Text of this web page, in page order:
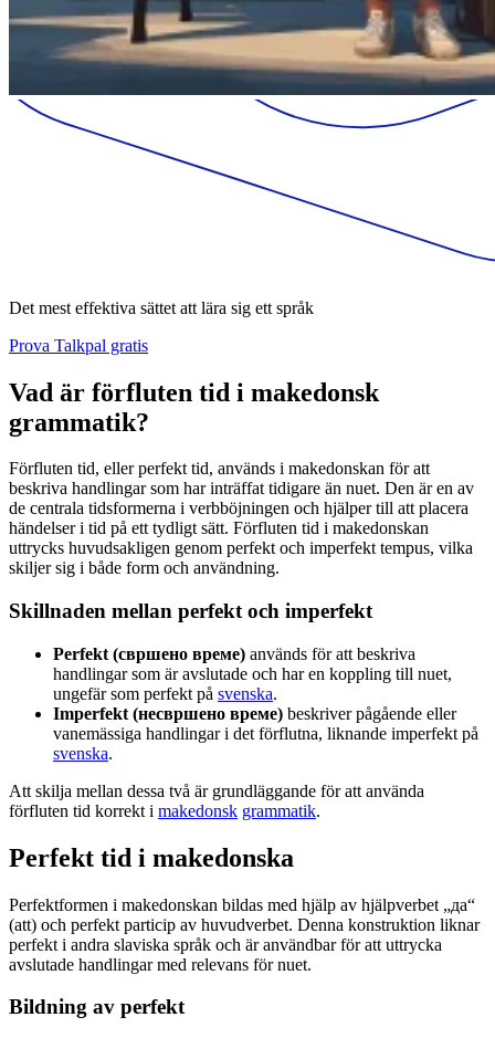
Det mest effektiva sättet att lära sig ett språk
Prova Talkpal gratis
Vad är förfluten tid i makedonsk
grammatik?
Förfluten tid, eller perfekt tid, används i makedonskan för att
beskriva handlingar som har inträffat tidigare än nuet. Den är en av
de centrala tidsformerna i verbböjningen och hjälper till att placera
händelser i tid på ett tydligt sätt. Förfluten tid i makedonskan
uttrycks huvudsakligen genom perfekt och imperfekt tempus, vilka
skiljer sig i både form och användning.
Skillnaden mellan perfekt och imperfekt
Perfekt (свршено време) används för att beskriva
handlingar som är avslutade och har en koppling till nuet,
ungefär som perfekt på svenska.
Imperfekt (несвршено време) beskriver pågående eller
vanemässiga handlingar i det förflutna, liknande imperfekt på
svenska.
Att skilja mellan dessa två är grundläggande för att använda
förfluten tid korrekt i makedonsk grammatik.
Perfekt tid i makedonska
Perfektformen i makedonskan bildas med hjälp av hjälpverbet „да“
(att) och perfekt particip av huvudverbet. Denna konstruktion liknar
perfekt i andra slaviska språk och är användbar för att uttrycka
avslutade handlingar med relevans för nuet.
Bildning av perfekt